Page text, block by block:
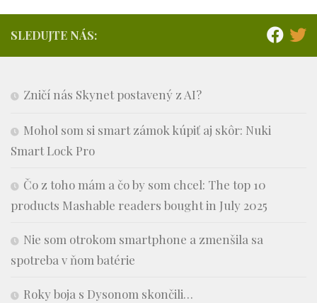
SLEDUJTE NÁS:
Zničí nás Skynet postavený z AI?
Mohol som si smart zámok kúpiť aj skôr: Nuki
Smart Lock Pro
Čo z toho mám a čo by som chcel: The top 10
products Mashable readers bought in July 2025
Nie som otrokom smartphone a zmenšila sa
spotreba v ňom batérie
Roky boja s Dysonom skončili…